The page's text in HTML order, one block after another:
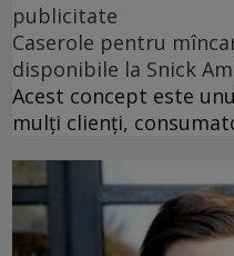
publicitate
Caserole pentru
disponibile la Snick
Acest concept este
mulți clienți,